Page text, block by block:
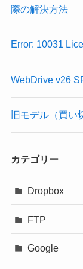
際の解決方法
Error: 10031
WebDrive v26
旧モデル（買
カテゴリー
Dropbox
FTP
Google